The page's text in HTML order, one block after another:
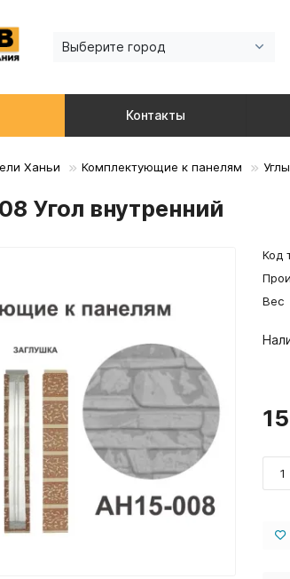
Выберите город
Контакты
Ханьи Комплектующие к панелям
Угол внутренний
Код
Вес